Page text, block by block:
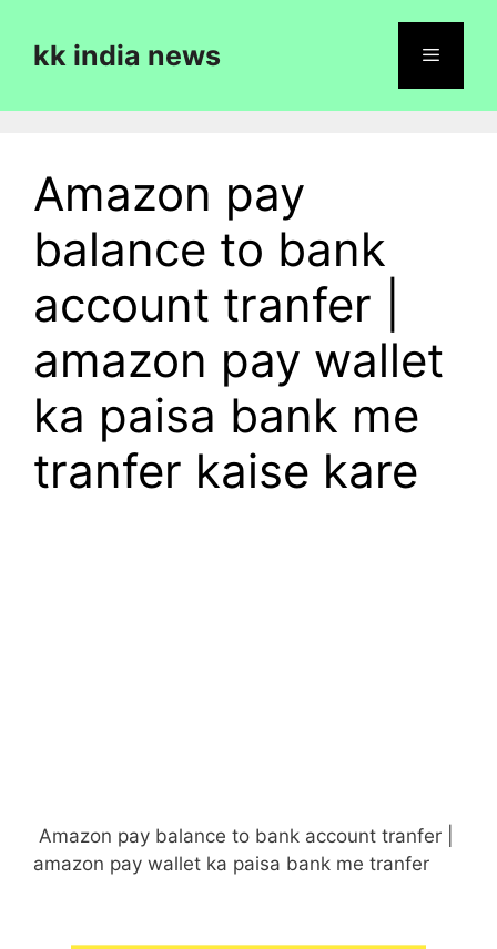
contentkk india news
Amazon pay
balance to bank
account tranfer |
amazon pay wallet
ka paisa bank me
tranfer kaise kare
Amazon pay balance to bank account tranfer |
amazon pay wallet ka paisa bank me tranfer